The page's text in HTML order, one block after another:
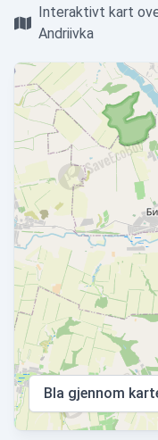
Interaktivt kart
Andriivka
Bla gjennom